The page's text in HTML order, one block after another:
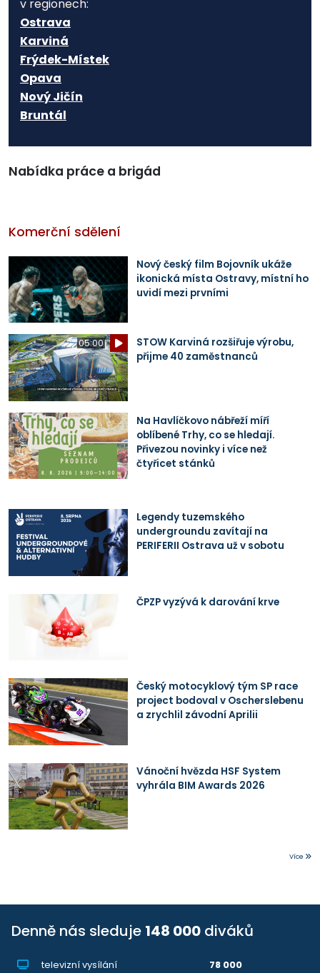
v regionech:
Ostrava
Karviná
Frýdek-Místek
Opava
Nový Jičín
Bruntál
Nabídka práce a brigád
Komerční sdělení
Nový český film Bojovník ukáže
ikonická místa Ostravy, místní ho
uvidí mezi prvními
05:00
STOW Karviná rozšiřuje výrobu,
přijme 40 zaměstnanců
Na Havlíčkovo nábřeží míří
oblíbené Trhy, co se hledají.
Přivezou novinky i více než
čtyřicet stánků
Legendy tuzemského
undergroundu zavítají na
PERIFERII Ostrava už v sobotu
ČPZP vyzývá k darování krve
Český motocyklový tým SP race
project bodoval v Oscherslebenu
a zrychlil závodní Aprilii
Vánoční hvězda HSF System
vyhrála BIM Awards 2026
Více
Denně nás sleduje 148 000 diváků
televizní vysílání
78 000